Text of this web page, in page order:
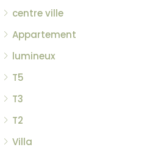
centre ville
Appartement
lumineux
T5
T3
T2
Villa